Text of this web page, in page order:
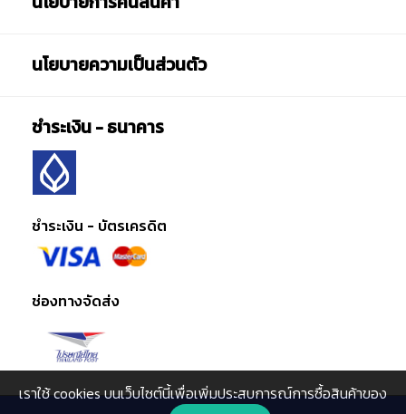
นโยบายความเป็นส่วนตัว
ชำระเงิน - ธนาคาร
ชำระเงิน - บัตรเครดิต
ช่องทางจัดส่ง
เราใช้ cookies บนเว็บไซต์นี้เพื่อเพิ่มประสบการณ์การซื้อสินค้าของ